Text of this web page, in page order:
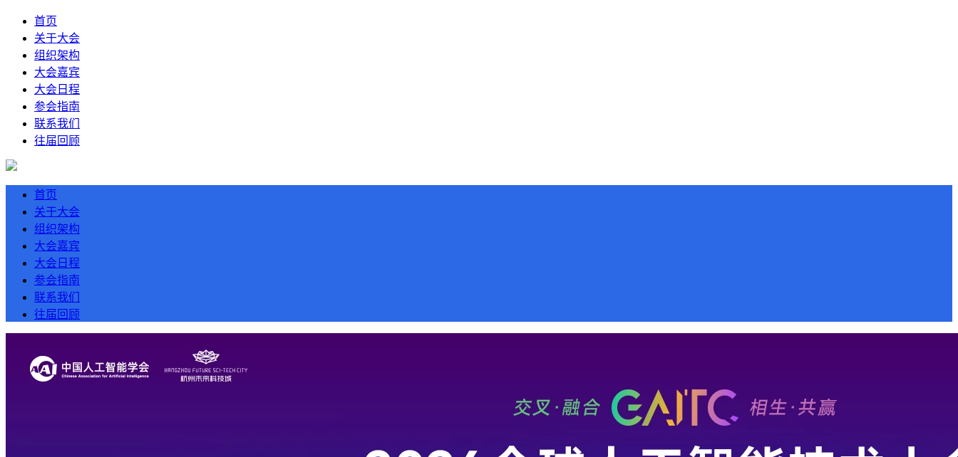
首页
关于大会
组织架构
大会嘉宾
大会日程
参会指南
联系我们
往届回顾
首页
关于大会
组织架构
大会嘉宾
大会日程
参会指南
联系我们
往届回顾